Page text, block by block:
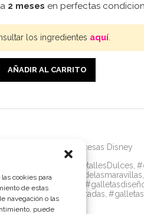
cookies para
de estas
navegación o las
puede
2 meses en perfectas
los ingredientes aquí.
AÑADIR AL CARRITO
Princesas Disney
#DetallesDulces
#galletasalicenelpaisdelasmaravillas
#galletasdecoradas
#galletaspersonalizadas